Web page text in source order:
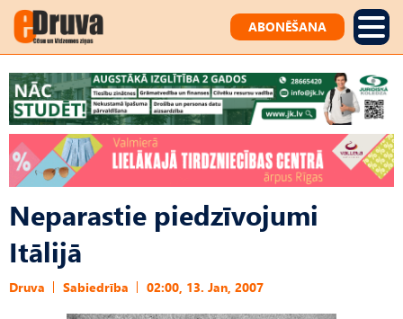
ABONĒŠANA
Neparastie piedzīvojumi
Itālijā
Druva Sabiedrība 02:00, 13. Jan, 2007